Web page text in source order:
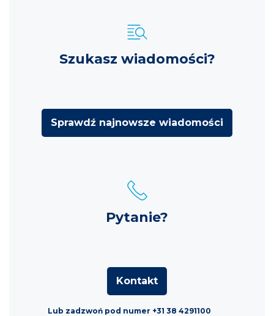
Szukasz wiadomości?
Sprawdź najnowsze wiadomości
Pytanie?
Kontakt
Lub zadzwoń pod numer +31 38 4291100